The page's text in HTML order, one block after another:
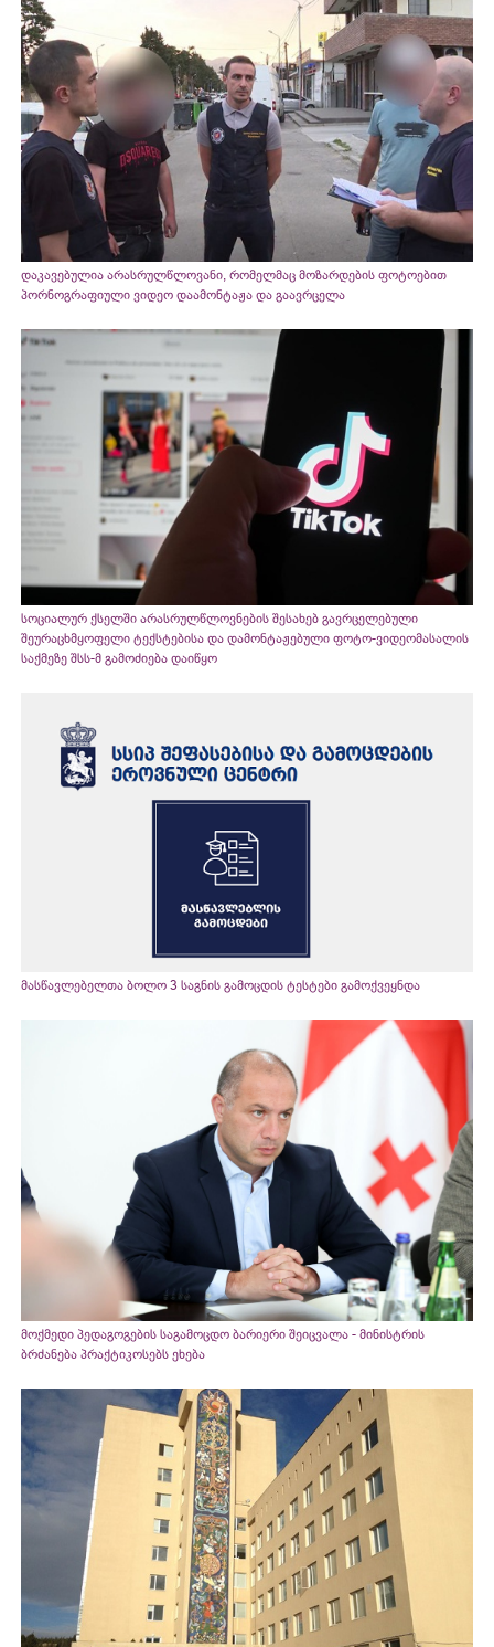
დაკავებულია არასრულწლოვანი, რომელმაც მოზარდების ფოტოებით
პორნოგრაფიული ვიდეო დაამონტაჟა და გაავრცელა
სოციალურ ქსელში არასრულწლოვნების შესახებ გავრცელებული
შეურაცხმყოფელი ტექსტებისა და დამონტაჟებული ფოტო-ვიდეომასალის
საქმეზე შსს-მ გამოძიება დაიწყო
მასწავლებელთა ბოლო 3 საგნის გამოცდის ტესტები გამოქვეყნდა
მოქმედი პედაგოგების საგამოცდო ბარიერი შეიცვალა - მინისტრის
ბრძანება პრაქტიკოსებს ეხება